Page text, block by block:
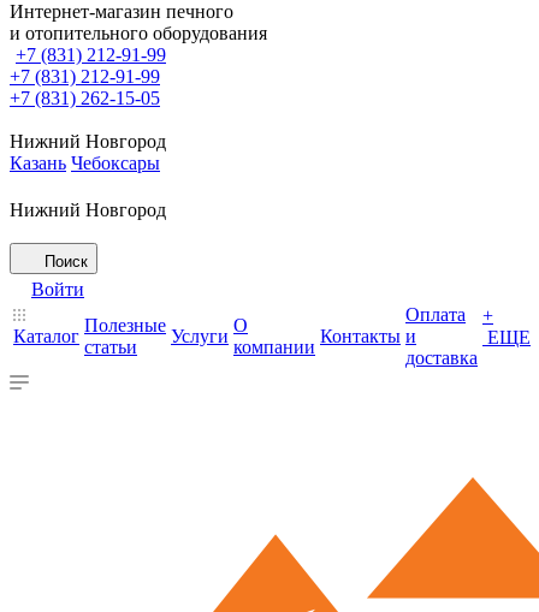
Интернет-магазин печного
и отопительного оборудования
+7 (831) 212-91-99
+7 (831) 212-91-99
+7 (831) 262-15-05
Нижний Новгород
Казань Чебоксары
Нижний Новгород
Поиск
Войти
Каталог
Полезные
статьи
Услуги
О
компании
Контакты
Оплата
и
доставка
+
ЕЩЕ